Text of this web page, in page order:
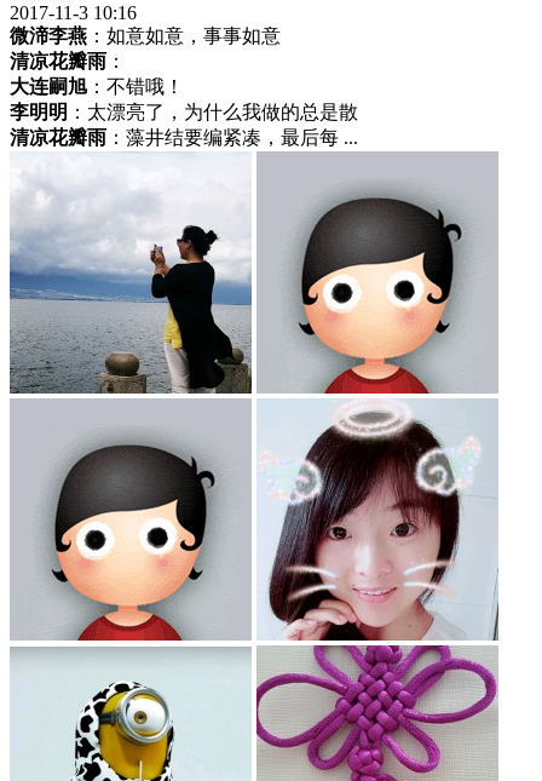
2017-11-3 10:16
微渧李燕 ：如意如意，事事如意
清凉花瓣雨 ：
大连嗣旭 ：不错哦！
李明明 ：太漂亮了，为什么我做的总是散
清凉花瓣雨 ：藻井结要编紧凑，最后每 ...